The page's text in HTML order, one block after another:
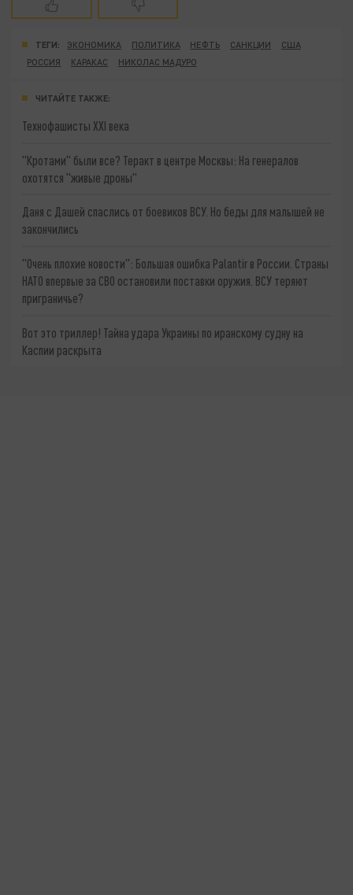
ТЕГИ: ЭКОНОМИКА ПОЛИТИКА НЕФТЬ САНКЦИИ
США
РОССИЯ
КАРАКАС НИКОЛАС МАДУРО
ЧИТАЙТЕ ТАКЖЕ:
Технофашисты XXI века
"Кротами" были все? Теракт в центре Москвы: На генералов
охотятся "живые дроны"
Даня с Дашей спаслись от боевиков ВСУ. Но беды для малышей не
закончились
"Очень плохие новости": Большая ошибка Palantir в России. Страны
НАТО впервые за СВО остановили поставки оружия. ВСУ теряют
приграничье?
Вот это триллер! Тайна удара Украины по иранскому судну на
Каспии раскрыта